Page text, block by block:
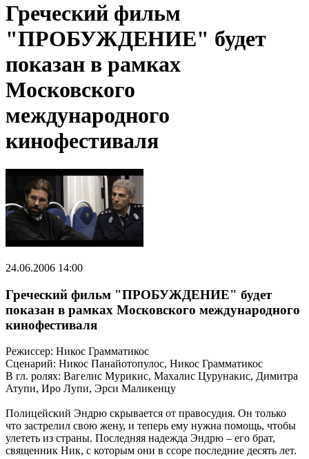
Греческий фильм
"ПРОБУЖДЕНИЕ" будет
показан в рамках
Московского
международного
кинофестиваля
24.06.2006 14:00
Греческий фильм "ПРОБУЖДЕНИЕ" будет
показан в рамках Московского международного
кинофестиваля
Режиссер: Никос Грамматикос
Сценарий: Никос Панайотопулос, Никос Грамматикос
В гл. ролях: Вагелис Мурикис, Махалис Цурунакис, Димитра
Атупи, Иро Лупи, Эрси Маликенцу
Полицейский Эндрю скрывается от правосудия. Он только
что застрелил свою жену, и теперь ему нужна помощь, чтобы
улететь из страны. Последняя надежда Эндрю – его брат,
священник Ник, с которым они в ссоре последние десять лет.